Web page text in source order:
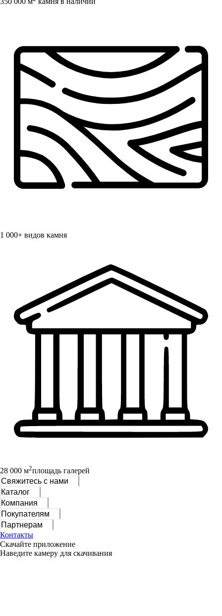
1 000+ видов камня
28 000 м2площадь галерей
Свяжитесь с нами
Каталог
Компания
Покупателям
Партнерам
Контакты
Скачайте приложение
Наведите камеру для скачивания